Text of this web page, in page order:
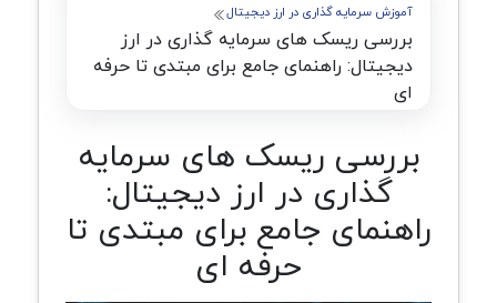
آموزش سرمایه گذاری در ارز دیجیتال
بررسی ریسک های سرمایه گذاری در ارز
دیجیتال: راهنمای جامع برای مبتدی تا حرفه
ای
بررسی ریسک های سرمایه
گذاری در ارز دیجیتال:
راهنمای جامع برای مبتدی تا
حرفه ای